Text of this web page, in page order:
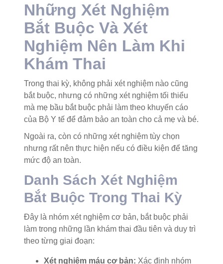
Những Xét Nghiệm
Bắt Buộc Và Xét
Nghiệm Nên Làm Khi
Khám Thai
Trong thai kỳ, không phải xét nghiệm nào cũng
bắt buộc, nhưng có những xét nghiệm tối thiểu
mà mẹ bầu bắt buộc phải làm theo khuyến cáo
của Bộ Y tế để đảm bảo an toàn cho cả mẹ và bé.
Ngoài ra, còn có những xét nghiệm tùy chọn
nhưng rất nên thực hiện nếu có điều kiện để tăng
mức độ an toàn.
Danh Sách Xét Nghiệm
Bắt Buộc Trong Thai Kỳ
Đây là nhóm xét nghiệm cơ bản, bắt buộc phải
làm trong những lần khám thai đầu tiên và duy trì
theo từng giai đoạn:
Xét nghiệm máu cơ bản: Xác định nhóm